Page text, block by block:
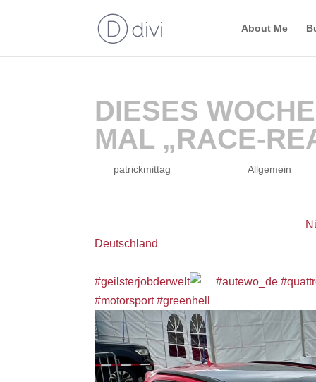
About Me
DIESES
MAL „RACE-
patrickmittag |Allgemein
Deutschland
#geilsterjobderwelt
#autewo_de
#motorsport #greenhell